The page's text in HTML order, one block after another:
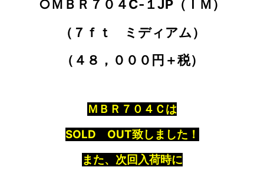
○ＭＢＲ７０４C‐１JP（ＩＭ）
（７ｆｔ ミディアム）
（４８，０００円＋税）
ＭＢＲ７０４Ｃは
SOLD OUT致しました！
また、次回入荷時に